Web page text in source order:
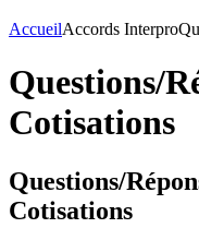
AccueilAccords Interpro
Questions/
Cotisations
Questions/
Cotisations